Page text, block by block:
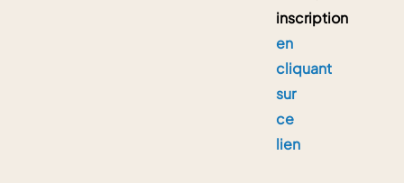
inscription
en
cliquant
sur
ce
lien